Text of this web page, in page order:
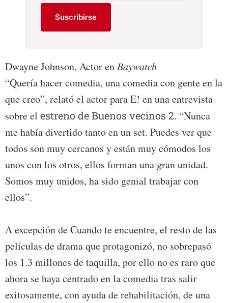
Suscribirse
Dwayne Johnson, Actor enBaywatch
“Quería hacer comedia, una comedia con gente en la
que creo”, relató el actor para E! en una entrevista
sobre el estreno de Buenos vecinos 2. “Nunca
me había divertido tanto en un set. Puedes ver que
todos son muy cercanos y están muy cómodos los
unos con los otros, ellos forman una gran unidad.
Somos muy unidos, ha sido genial trabajar con
ellos”.
A excepción de Cuando te encuentre, el resto de las
películas de drama que protagonizó, no sobrepasó
los 1.3 millones de taquilla, por ello no es raro que
ahora se haya centrado en la comedia tras salir
exitosamente, con ayuda de rehabilitación, de una